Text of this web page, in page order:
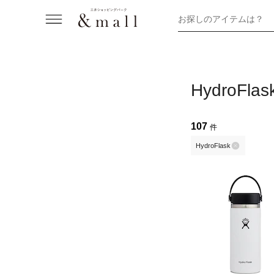
お探しのアイテムは？
107 件
HydroFlask